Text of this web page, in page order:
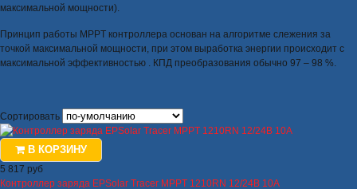
максимальной мощности).
Принцип работы MPPT контроллера основан на алгоритме слежения за
точкой максимальной мощности, при этом выработка энергии происходит с
максимальной эффективностью . КПД преобразования обычно 97 – 98 %.
Сортировать
В КОРЗИНУ
5 817 руб
Контроллер заряда EPSolar Tracer MPPT 1210RN 12/24В 10А